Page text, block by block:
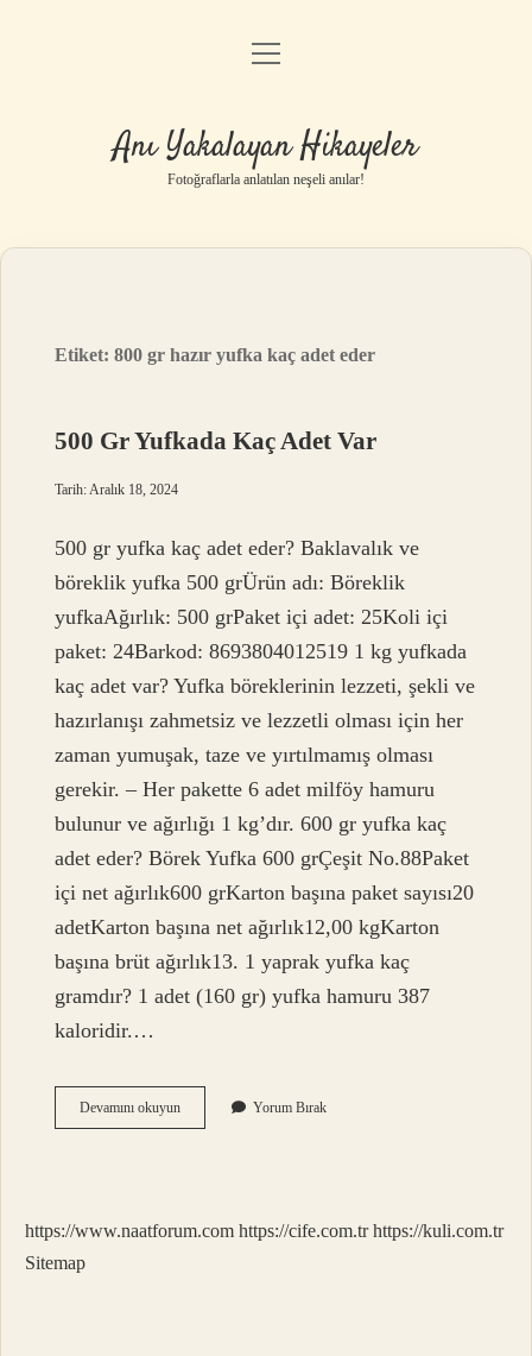
Anasayfa
Yasal Uyarı
menüyü
Anı Yakalayan Hikayeler
Fotoğraflarla anlatılan neşeli anılar!
Etiket:800 gr hazır yufka kaç adet eder
500 Gr Yufkada Kaç Adet Var
Tarih: Aralık 18, 2024
500 gr yufka kaç adet eder? Baklavalık ve
böreklik yufka 500 grÜrün adı: Böreklik
yufkaAğırlık: 500 grPaket içi adet: 25Koli içi
paket: 24Barkod: 8693804012519 1 kg yufkada
kaç adet var? Yufka böreklerinin lezzeti, şekli ve
hazırlanışı zahmetsiz ve lezzetli olması için her
zaman yumuşak, taze ve yırtılmamış olması
gerekir. – Her pakette 6 adet milföy hamuru
bulunur ve ağırlığı 1 kg’dır. 600 gr yufka kaç
adet eder? Börek Yufka 600 grÇeşit No.88Paket
içi net ağırlık600 grKarton başına paket sayısı20
adetKarton başına net ağırlık12,00 kgKarton
başına brüt ağırlık13. 1 yaprak yufka kaç
gramdır? 1 adet (160 gr) yufka hamuru 387
kaloridir.…
Devamını okuyun500
Gr
Yorum Bırak
https://www.naatforum.com https://cife.com.tr https://kuli.com.tr
Sitemap